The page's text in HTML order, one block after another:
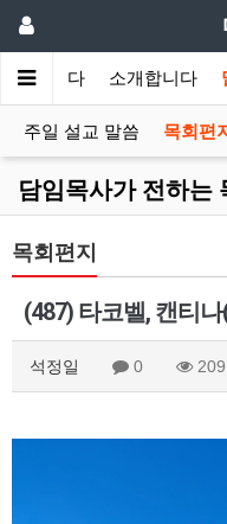
영합니다 소개합니다
주일 설교 말씀 목회편
담임목사가 전하는
목회편지
(487) 타코벨, 캔티
석정일 0 209